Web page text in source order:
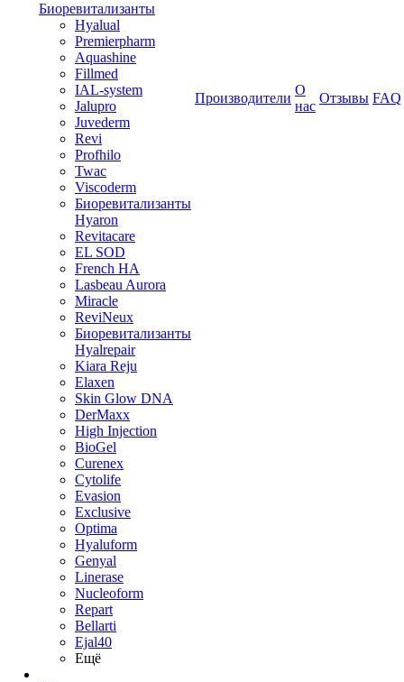
Биоревитализанты
Hyalual
Premierpharm
Aquashine
Fillmed
IAL-system
Jalupro
Juvederm
Revi
Profhilo
Twac
Viscoderm
Биоревитализанты
Hyaron
Revitacare
EL SOD
French HA
Lasbeau Aurora
Miracle
ReviNeux
Биоревитализанты
Hyalrepair
Kiara Reju
Elaxen
Skin Glow DNA
DerMaxx
High Injection
BioGel
Curenex
Cytolife
Evasion
Exclusive
Optima
Hyaluform
Genyal
Linerase
Nucleoform
Repart
Bellarti
Ejal40
Ещё
Производители
О
нас
Отзывы FAQ